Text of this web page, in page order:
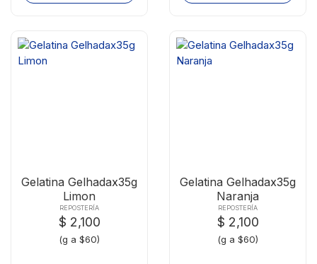
Gelatina Gelhadax35g
Limon
REPOSTERÍA
$ 2,100
(g a $60)
Gelatina Gelhadax35g
Naranja
REPOSTERÍA
$ 2,100
(g a $60)